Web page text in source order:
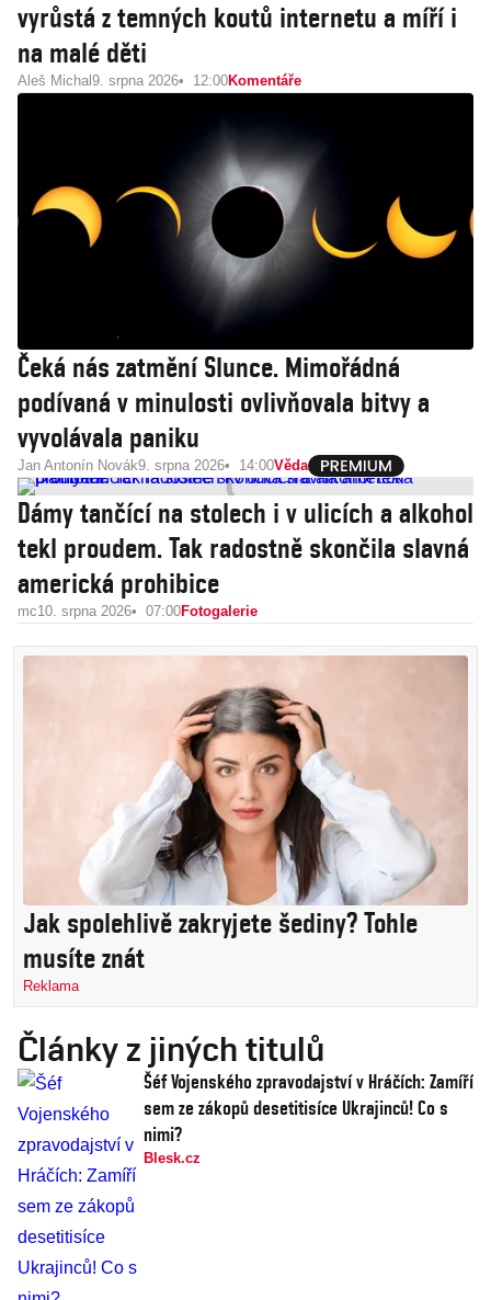
vyrůstá z temných koutů internetu a míří i
na malé děti
Aleš Michal 9. srpna 2026 12:00Komentáře
Čeká nás zatmění Slunce. Mimořádná
podívaná v minulosti ovlivňovala bitvy a
vyvolávala paniku
Jan Antonín Novák9. srpna 2026 14:00Věda
Dámy tančící na stolech i v ulicích a alkohol
tekl proudem. Tak radostně skončila slavná
americká prohibice
mc10. srpna 2026 07:00Fotogalerie
Jak spolehlivě zakryjete šediny? Tohle
musíte znát
Reklama
Články z jiných titulů
Šéf Vojenského zpravodajství v Hráčích: Zamíří
sem ze zákopů desetitisíce Ukrajinců! Co s
nimi?
Blesk.cz